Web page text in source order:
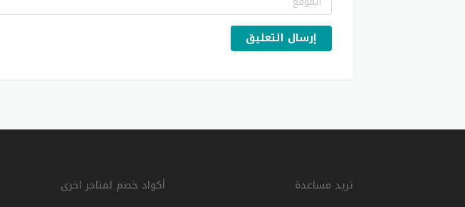
إرسال التعليق
تريد مساعدة أكواد خصم لمتاجر اخرى